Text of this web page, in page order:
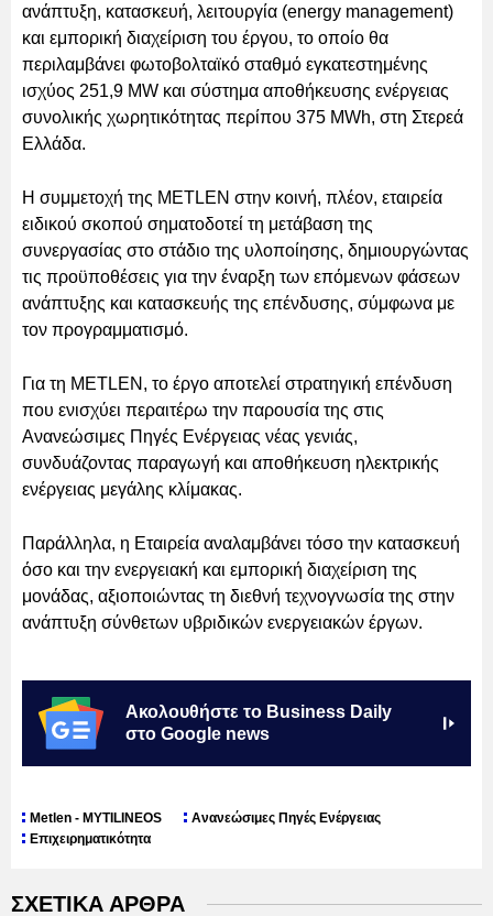
ανάπτυξη, κατασκευή, λειτουργία (energy management)
και εμπορική διαχείριση του έργου, το οποίο θα
περιλαμβάνει φωτοβολταϊκό σταθμό εγκατεστημένης
ισχύος 251,9 MW και σύστημα αποθήκευσης ενέργειας
συνολικής χωρητικότητας περίπου 375 MWh, στη Στερεά
Ελλάδα.
Η συμμετοχή της METLEN στην κοινή, πλέον, εταιρεία
ειδικού σκοπού σηματοδοτεί τη μετάβαση της
συνεργασίας στο στάδιο της υλοποίησης, δημιουργώντας
τις προϋποθέσεις για την έναρξη των επόμενων φάσεων
ανάπτυξης και κατασκευής της επένδυσης, σύμφωνα με
τον προγραμματισμό.
Για τη METLEN, το έργο αποτελεί στρατηγική επένδυση
που ενισχύει περαιτέρω την παρουσία της στις
Ανανεώσιμες Πηγές Ενέργειας νέας γενιάς,
συνδυάζοντας παραγωγή και αποθήκευση ηλεκτρικής
ενέργειας μεγάλης κλίμακας.
Παράλληλα, η Εταιρεία αναλαμβάνει τόσο την κατασκευή
όσο και την ενεργειακή και εμπορική διαχείριση της
μονάδας, αξιοποιώντας τη διεθνή τεχνογνωσία της στην
ανάπτυξη σύνθετων υβριδικών ενεργειακών έργων.
Ακολουθήστε το Business Daily
στο Google news
Metlen - MYTILINEOS
Ανανεώσιμες Πηγές Ενέργειας
Επιχειρηματικότητα
ΣΧΕΤΙΚΑ ΑΡΘΡΑ